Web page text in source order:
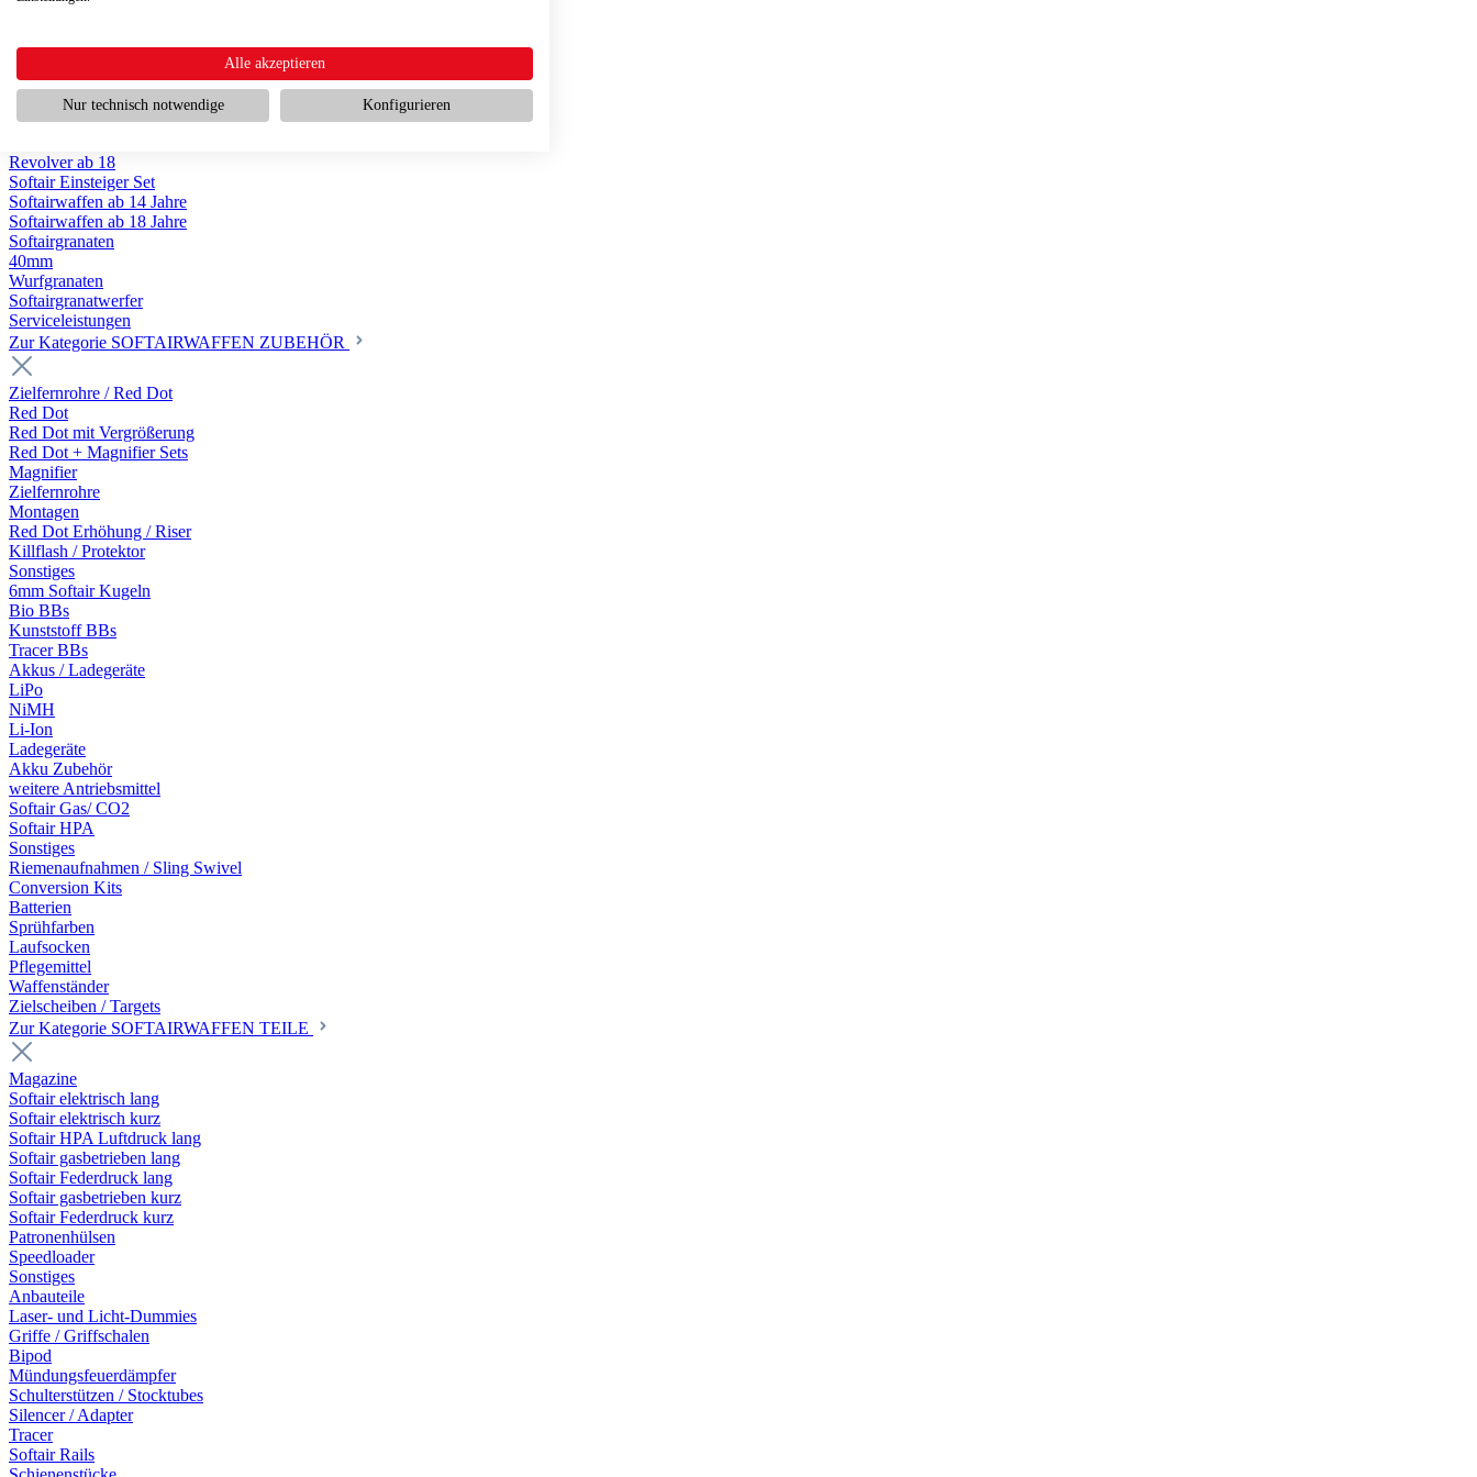
Scharfschützengewehr ab 18
Softair Pistolen
Softair Pistolen elektrisch ab 14
Softair Pistolen Federdruck ab 14
Softair Pistolen HPA Luftdruck ab 18
Revolver ab 18
Softair Einsteiger Set
Softairwaffen ab 14 Jahre
Softairwaffen ab 18 Jahre
Softairgranaten
40mm
Wurfgranaten
Softairgranatwerfer
Serviceleistungen
Zur Kategorie SOFTAIRWAFFEN ZUBEHÖR
Zielfernrohre / Red Dot
Red Dot
Red Dot mit Vergrößerung
Red Dot + Magnifier Sets
Magnifier
Zielfernrohre
Montagen
Red Dot Erhöhung / Riser
Killflash / Protektor
Sonstiges
6mm Softair Kugeln
Bio BBs
Kunststoff BBs
Tracer BBs
Akkus / Ladegeräte
LiPo
NiMH
Li-Ion
Ladegeräte
Akku Zubehör
weitere Antriebsmittel
Softair Gas/ CO2
Softair HPA
Sonstiges
Riemenaufnahmen / Sling Swivel
Conversion Kits
Batterien
Sprühfarben
Laufsocken
Pflegemittel
Waffenständer
Zielscheiben / Targets
Zur Kategorie SOFTAIRWAFFEN TEILE
Magazine
Softair elektrisch lang
Softair elektrisch kurz
Softair HPA Luftdruck lang
Softair gasbetrieben lang
Softair Federdruck lang
Softair gasbetrieben kurz
Softair Federdruck kurz
Patronenhülsen
Speedloader
Sonstiges
Anbauteile
Laser- und Licht-Dummies
Griffe / Griffschalen
Bipod
Mündungsfeuerdämpfer
Schulterstützen / Stocktubes
Silencer / Adapter
Tracer
Softair Rails
Alle akzeptieren
Nur technisch notwendige Konfigurieren